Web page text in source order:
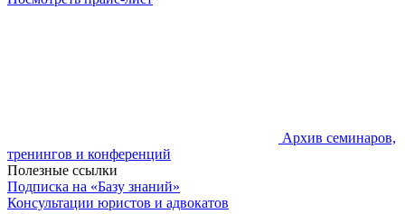
Архив семинаров,
тренингов и конференций
Полезные ссылки
Подписка на «Базу знаний»
Консультации юристов и адвокатов